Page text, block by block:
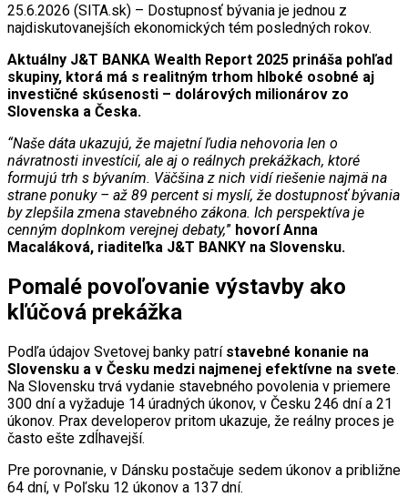
25.6.2026 (SITA.sk) – Dostupnosť bývania je jednou z
najdiskutovanejších ekonomických tém posledných rokov.
Aktuálny J&T BANKA Wealth Report 2025 prináša pohľad
skupiny, ktorá má s realitným trhom hlboké osobné aj
investičné skúsenosti – dolárových milionárov zo
Slovenska a Česka.
“Naše dáta ukazujú, že majetní ľudia nehovoria len o
návratnosti investícií, ale aj o reálnych prekážkach, ktoré
formujú trh s bývaním. Väčšina z nich vidí riešenie najmä na
strane ponuky – až 89 percent si myslí, že dostupnosť bývania
by zlepšila zmena stavebného zákona. Ich perspektíva je
cenným doplnkom verejnej debaty,” hovorí Anna
Macaláková, riaditeľka J&T BANKY na Slovensku.
Pomalé povoľovanie výstavby ako
kľúčová prekážka
Podľa údajov Svetovej banky patrí stavebné konanie na
Slovensku a v Česku medzi najmenej efektívne na svete.
Na Slovensku trvá vydanie stavebného povolenia v priemere
300 dní a vyžaduje 14 úradných úkonov, v Česku 246 dní a 21
úkonov. Prax developerov pritom ukazuje, že reálny proces je
často ešte zdĺhavejší.
Pre porovnanie, v Dánsku postačuje sedem úkonov a približne
64 dní, v Poľsku 12 úkonov a 137 dní.